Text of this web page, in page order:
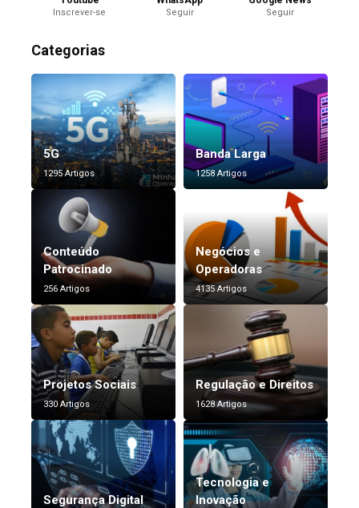
Inscrever-se Seguir Seguir
Categorias
5G
1295 Artigos
Banda Larga
1258 Artigos
Conteúdo
Patrocinado
256 Artigos
Negócios e
Operadoras
4135 Artigos
Projetos Sociais
330 Artigos
Regulação e Direitos
1628 Artigos
Segurança Digital
Tecnologia e
Inovação